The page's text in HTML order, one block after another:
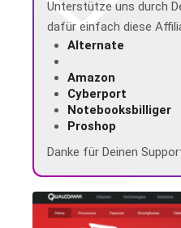
Unterstütze uns durch
dafür einfach diese
Alternate
Amazon
Cyberport
Notebooksbilliger
Proshop
Danke für Deinen